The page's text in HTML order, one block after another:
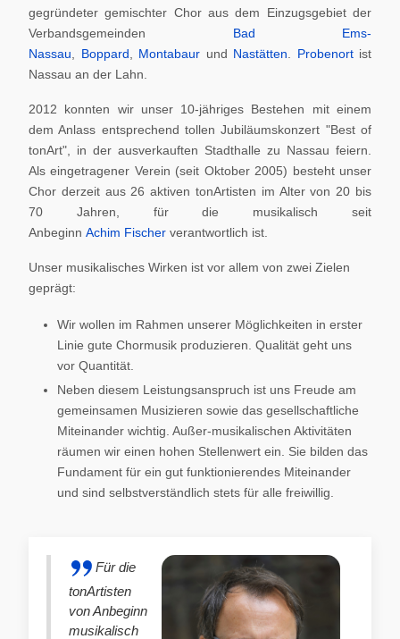
gegründeter gemischter Chor aus dem Einzugsgebiet der
Verbandsgemeinden Bad Ems-
Nassau
Boppard Montabaur und Nastätten Probenortist
Nassau an der Lahn.
2012 konnten wir unser 10-jähriges Bestehen mit einem
dem Anlass entsprechend tollen Jubiläumskonzert "Best of
tonArt", in der ausverkauften Stadthalle zu Nassau feiern.
Als eingetragener Verein (seit Oktober 2005) besteht unser
Chor derzeit aus 26 aktiven tonArtisten im Alter von 20 bis
70 Jahren, für die musikalisch seit
Anbeginn Achim Fischer verantwortlich ist.
Unser musikalisches Wirken ist vor allem von zwei Zielen
geprägt:
Wir wollen im Rahmen unserer Möglichkeiten in erster
Linie gute Chormusik produzieren. Qualität geht uns
vor Quantität.
Neben diesem Leistungsanspruch ist uns Freude am
gemeinsamen Musizieren sowie das gesellschaftliche
Miteinander wichtig. Außer-musikalischen Aktivitäten
räumen wir einen hohen Stellenwert ein. Sie bilden das
Fundament für ein gut funktionierendes Miteinander
und sind selbstverständlich stets für alle freiwillig.
Für die
tonArtisten
von Anbeginn
musikalisch